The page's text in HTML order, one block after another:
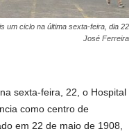
um ciclo na última sexta-feira, dia 22
José Ferreira
sexta-feira, 22, o Hospital
como centro de
em 22 de maio de 1908,